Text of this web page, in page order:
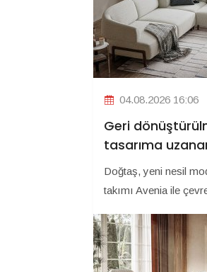
04.08.2026 16:06
Geri
tasarıma
Doğtaş, yeni nesil
takımı Avenia ile